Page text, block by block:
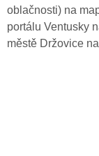
oblačnosti) na
portálu Ventusky
městě Držovice